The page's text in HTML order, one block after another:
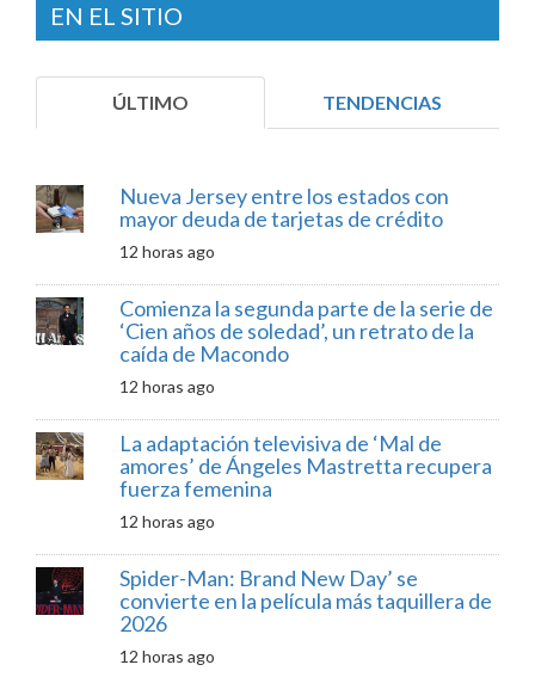
EN EL SITIO
ÚLTIMO TENDENCIAS
Nueva Jersey entre los estados con
mayor deuda de tarjetas de crédito
12 horas ago
Comienza la segunda parte de la serie de
‘Cien años de soledad’, un retrato de la
caída de Macondo
12 horas ago
La adaptación televisiva de ‘Mal de
amores’ de Ángeles Mastretta recupera
fuerza femenina
12 horas ago
Spider-Man: Brand New Day’ se
convierte en la película más taquillera de
2026
12 horas ago